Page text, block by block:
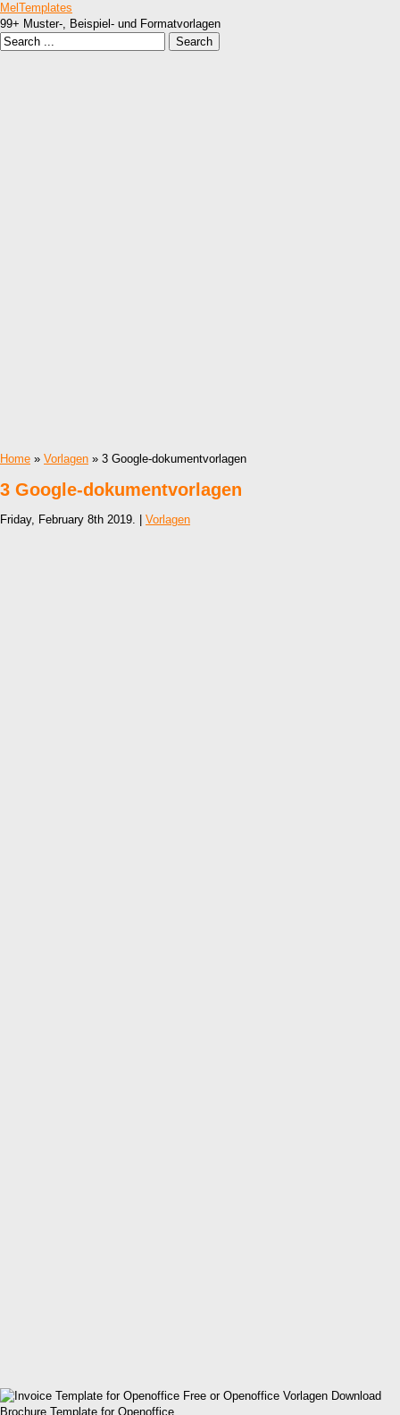
MelTemplates
99+ Muster-, Beispiel- und Formatvorlagen
Home » Vorlagen » 3 Google-dokumentvorlagen
3 Google-dokumentvorlagen
Friday, February 8th 2019. | Vorlagen